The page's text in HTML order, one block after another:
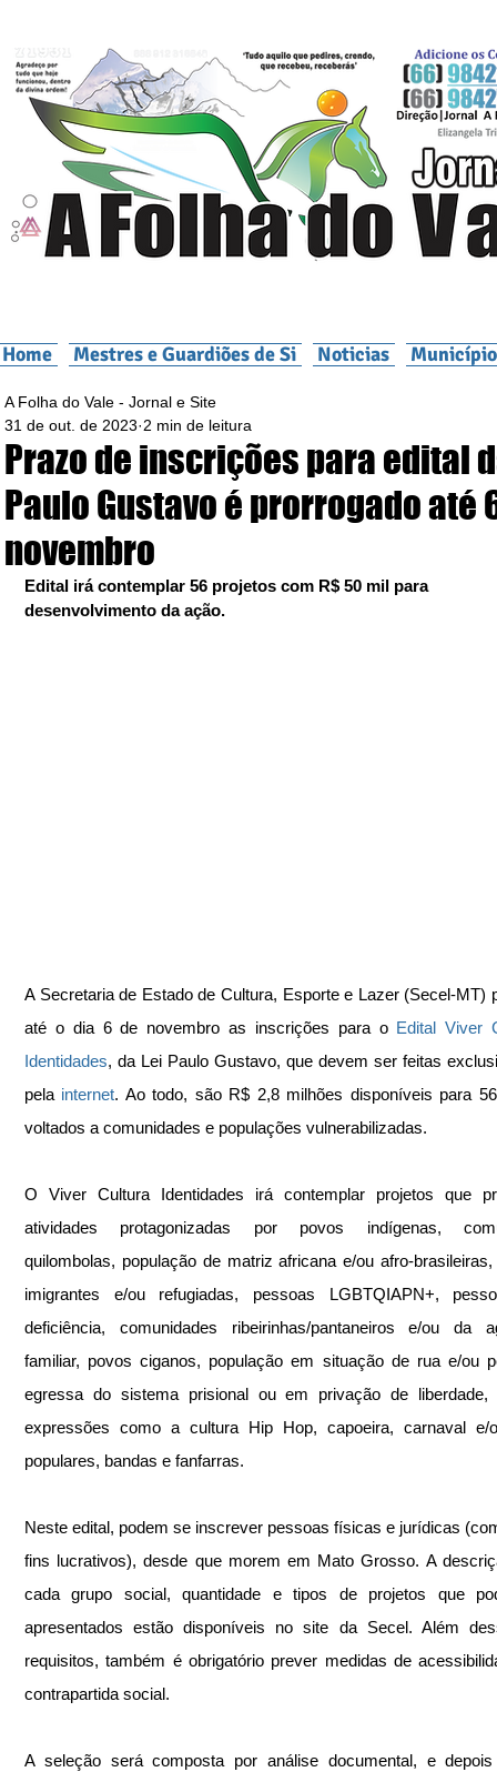
Home Mestres e Guardiões de Si Noticias
Prazo de inscrições para edital
Paulo Gustavo é prorrogado até
novembro
A Folha do Vale - Jornal e Site
31 de out. de 2023 2 min de leitura
Edital irá contemplar 56 projetos com R$ 50 mil para
desenvolvimento da ação.
A Secretaria de Estado de Cultura, Esporte e Lazer (Secel-MT)
até o dia 6 de novembro as inscrições para o Edital Viver
Identidades, da Lei Paulo Gustavo, que devem ser feitas
pela internet. Ao todo, são R$ 2,8 milhões disponíveis para
voltados a comunidades e populações vulnerabilizadas.
O Viver Cultura Identidades irá contemplar projetos que
atividades protagonizadas por povos indígenas,
quilombolas, população de matriz africana e/ou afro-
imigrantes e/ou refugiadas, pessoas LGBTQIAPN+,
deficiência, comunidades ribeirinhas/pantaneiros e/ou da
familiar, povos ciganos, população em situação de rua e/ou
egressa do sistema prisional ou em privação de liberdade,
expressões como a cultura Hip Hop, capoeira, carnaval e/
populares, bandas e fanfarras.
Neste edital, podem se inscrever pessoas físicas e jurídicas
fins lucrativos), desde que morem em Mato Grosso. A
cada grupo social, quantidade e tipos de projetos que
apresentados estão disponíveis no site da Secel. Além
requisitos, também é obrigatório prever medidas de
contrapartida social.
A seleção será composta por análise documental, e